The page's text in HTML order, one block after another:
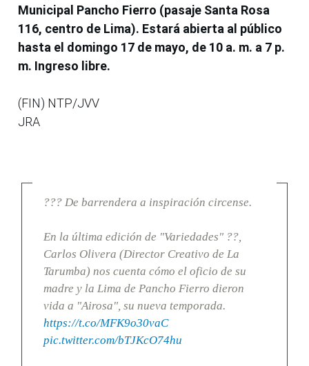
Municipal Pancho Fierro (pasaje Santa Rosa
116, centro de Lima). Estará abierta al público
hasta el domingo 17 de mayo, de 10 a. m. a 7 p.
m. Ingreso libre.
(FIN) NTP/JVV
JRA
??? De barrendera a inspiración circense.
En la última edición de "Variedades" ??,
Carlos Olivera (Director Creativo de La
Tarumba) nos cuenta cómo el oficio de su
madre y la Lima de Pancho Fierro dieron
vida a "Airosa", su nueva temporada.
https://t.co/MFK9o30vaC
pic.twitter.com/bTJKcO74hu